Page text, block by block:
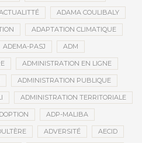
ADAMA COULIBALY
ADAPTATION CLIMATIQUE
ADEMA-PASJ ADM
ADMINISTRATION EN LIGNE
ADMINISTRATION PUBLIQUE
ADMINISTRATION TERRITORIALE
ADP-MALIBA
ADVERSITÉ AECID